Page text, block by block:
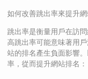
如何改善跳出率來提升
跳出率是衡量用戶在訪
高跳出率可能意味著用
站的排名產生負面影響
率，從而提升網站排名：